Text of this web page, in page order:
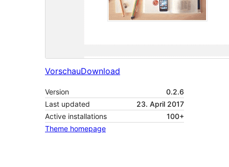
VorschauDownload
Version
0.2.6
Last updated
23. April 2017
Active installations
100+
Theme homepage